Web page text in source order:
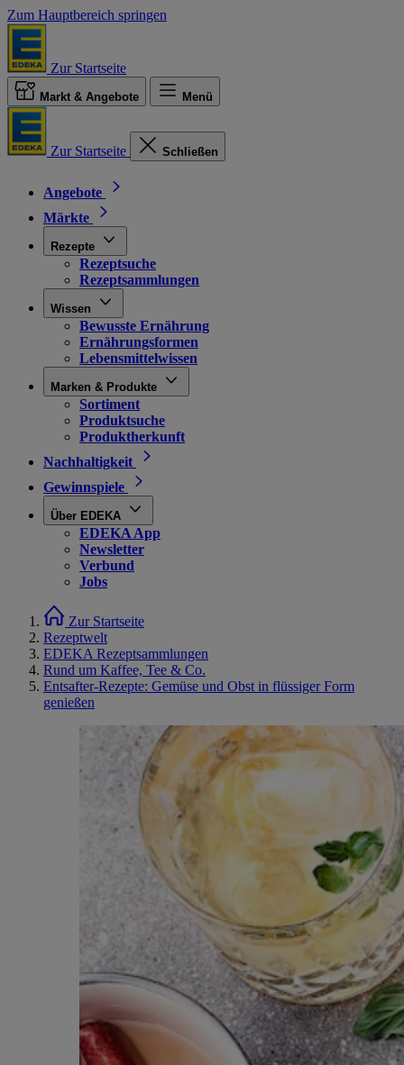
Zum Hauptbereich springen
Zur Startseite
Markt & Angebote Menü
Zur Startseite Schließen
Angebote
Märkte
Rezepte
Rezeptsuche
Rezeptsammlungen
Wissen
Bewusste Ernährung
Ernährungsformen
Lebensmittelwissen
Marken & Produkte
Sortiment
Produktsuche
Produktherkunft
Nachhaltigkeit
Gewinnspiele
Über EDEKA
EDEKA App
Newsletter
Verbund
Jobs
Zur Startseite
Rezeptwelt
EDEKA Rezeptsammlungen
Rund um Kaffee, Tee & Co.
Entsafter-Rezepte: Gemüse und Obst in flüssiger Form
genießen